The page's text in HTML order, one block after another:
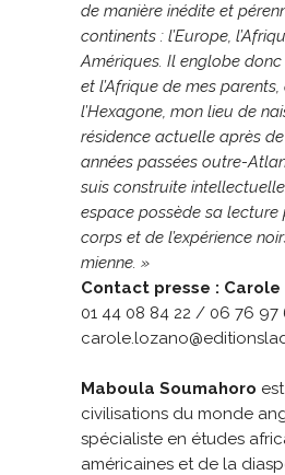
de manière inédite et
continents : l’Europe,
Amériques. Il englobe donc
et l’Afrique de mes
l’Hexagone, mon lieu de
résidence actuelle après
années passées outre-
suis construite
espace possède sa lecture
corps et de l’expérience
mienne. »
Contact presse : Carole
01 44 08 84 22 / 06 76 97
Maboula Soumahoro
civilisations du monde
spécialiste en études
américaines et de la